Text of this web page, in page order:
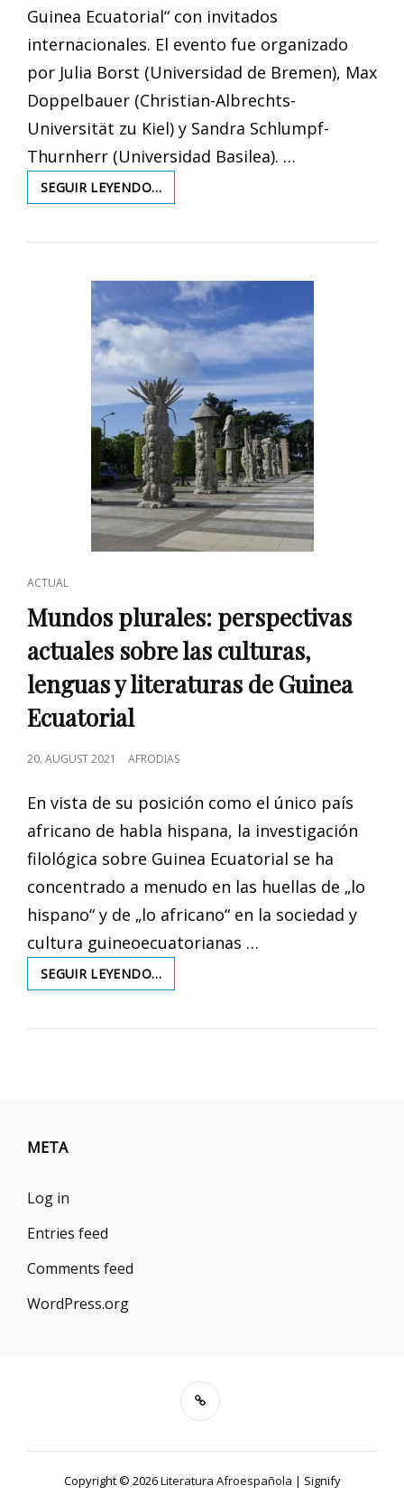
Guinea Ecuatorial“ con invitados
internacionales. El evento fue organizado
por Julia Borst (Universidad de Bremen), Max
Doppelbauer (Christian-Albrechts-
Universität zu Kiel) y Sandra Schlumpf-
Thurnherr (Universidad Basilea). …
SEGUIR LEYENDO…MUNDOS
PLURALES:
ACTUALES
LAS
CULTURAS,
LENGUAS
Y
LITERATURAS
DE
GUINEA
ECUATORIAL
CAT
LINKS
ACTUAL
Mundos plurales: perspectivas
actuales sobre las culturas,
lenguas y literaturas de Guinea
Ecuatorial
POSTED
20. AUGUST 2021 AFRODIAS
En vista de su posición como el único país
africano de habla hispana, la investigación
filológica sobre Guinea Ecuatorial se ha
concentrado a menudo en las huellas de „lo
hispano“ y de „lo africano“ en la sociedad y
cultura guineoecuatorianas …
SEGUIR LEYENDO…MUNDOS
PLURALES:
ACTUALES
META
Log in
Entries feed
Comments feed
WordPress.org
Copyright © 2026Literatura Afroespañola | Signify